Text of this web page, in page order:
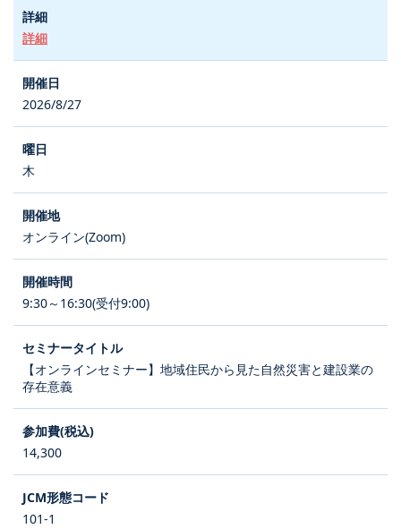
詳細
2026/8/27
木
オンライン(Zoom)
9:30～16:30(受付9:00)
【オンラインセミナー】地域住民から見た自然災害と建設業の
存在意義
14,300
101-1